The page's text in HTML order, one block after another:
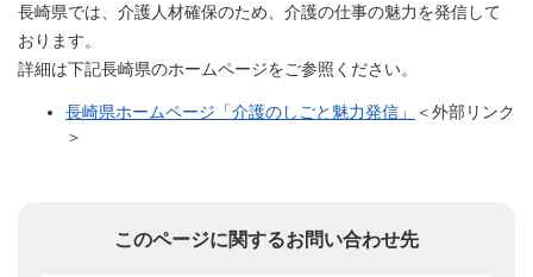
長崎県では、介護人材確保のため、介護の仕事の魅力を発信して
おります。
詳細は下記長崎県のホームページをご参照ください。
長崎県ホームページ「介護のしごと魅力発信」
＜外部リンク
＞
このページに関するお問い合わせ先